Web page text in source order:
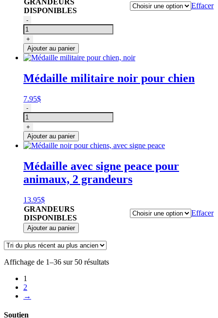
GRANDEURS
DISPONIBLES
Effacer
quantité
de
Médaille
ronde
pour
chien,
or
-
+
Ajouter au panier
Médaille militaire noir pour chien
7.95$
quantité
de
Médaille
militaire
pour
chien,
-
+
Ajouter au panier
Médaille avec signe peace pour
animaux, 2 grandeurs
13.95$
GRANDEURS
DISPONIBLES
Effacer
Ajouter au panier
Affichage de 1–36 sur 50 résultats
1
2
→
Soutien